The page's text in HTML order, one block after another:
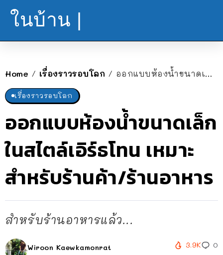
ในบ้าน |
Home / เรื่องราวรอบโลก / ออกแบบห้องน้ำขนาดเล็กในสไตล์เอิร์ธโทน เหมาะสำหรับร้านค้า/ร้านอาหาร
เรื่องราวรอบโลก
ออกแบบห้องน้ำขนาดเล็ก
ในสไตล์เอิร์ธโทน เหมาะ
สำหรับร้านค้า/ร้านอาหาร
สำหรับร้านอาหารแล้ว...
Wiroon Kaewkamonrat 3.9K 0